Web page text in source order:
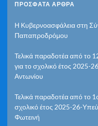
ΠΡΌΣΦΑΤΑ ΆΡΘΡΑ
Η Κυβερνοασφάλεια στη
Παπαπροδρόμου
Τελικά παραδοτέα από το
για το σχολικό έτος 2025-
Αντωνίου
Τελικά παραδοτέα από το
σχολικό έτος 2025-26-
Φωτεινή